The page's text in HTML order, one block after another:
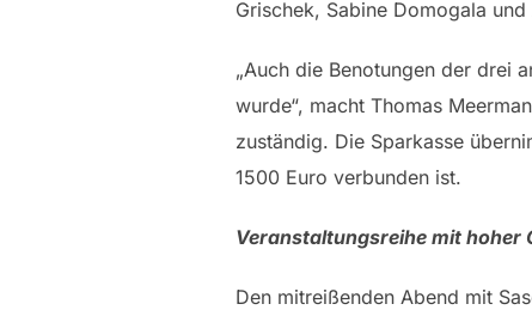
Grischek, Sabine Domogala
„Auch die Benotungen der drei
wurde“, macht Thomas
zuständig. Die Sparkasse
1500 Euro verbunden ist.
Veranstaltungsreihe mit hoher
Den mitreißenden Abend mit